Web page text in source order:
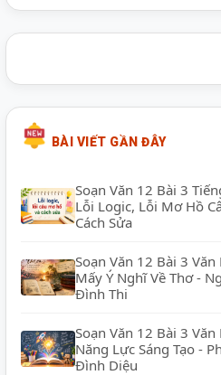
BÀI VIẾT GẦN ĐÂY
Soạn Văn 12 Bài 3
Lỗi Logic, Lỗi Mơ Hồ
Cách Sửa
Soạn Văn 12 Bài 3 Văn
Mấy Ý Nghĩ Về Thơ -
Đình Thi
Soạn Văn 12 Bài 3 Văn
Năng Lực Sáng Tạo -
Đình Diệu